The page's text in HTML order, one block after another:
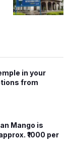
in your
from
Mango is
₹1000 per